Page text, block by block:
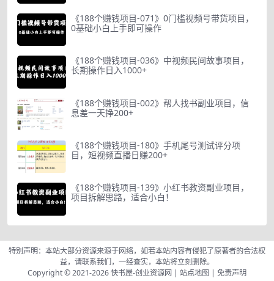
《188个赚钱项目-071》0门槛视频号带货项目，
0基础小白上手即可操作
《188个赚钱项目-036》中视频民间故事项目，
长期操作日入1000+
《188个赚钱项目-002》帮人找书副业项目，信
息差一天挣200+
《188个赚钱项目-180》手机尾号测试评分项
目，短视频直播日赚200+
《188个赚钱项目-139》小红书教资副业项目，
项目拆解思路，适合小白！
特别声明：本站大部分资源来源于网络，如若本站内容有侵犯了原著者的合法权
益，请联系我们，一经查实，本站将立刻删除。
Copyright © 2021-2026快书屋-创业资源网 | 站点地图 | 免责声明